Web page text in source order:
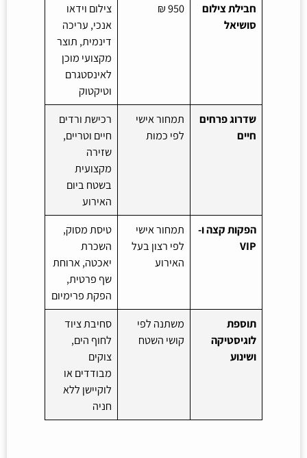
חבילת צילום
סושיאל
950 ₪
צילום וידאו
אנכי, עריכה
דינמית, תוצר
מקצועי מוכן
לאינסטגרם
וטיקטוק
שדרוג פרחים
חיים
תמחור אישי
לפי כמות
רכישת ורדים
חיים וטריים,
שזירה
מקצועית
בשטח ביום
האירוע
הפקות קצה ו-
VIP
תמחור אישי
לפי רצון בעל
האירוע
טיסת מסוק,
השכרת
יאכטה, ארוחת
שף פרטית,
הפקת פרימיום
תוספת
לוגיסטיקה
ושינוע
משתנה לפי
קושי השטח
סחיבת ציוד
לחוף הים,
צוקים
מבודדים או
לוקיישן ללא
חניה